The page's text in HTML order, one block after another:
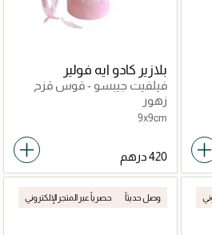
بلازير كادو ايه فولير
فيلفيت جيبسو - قوس قزح
صغير
زهور
9x9cm
وصل حديثاً حصرياً عبر المتجر الإلكتروني